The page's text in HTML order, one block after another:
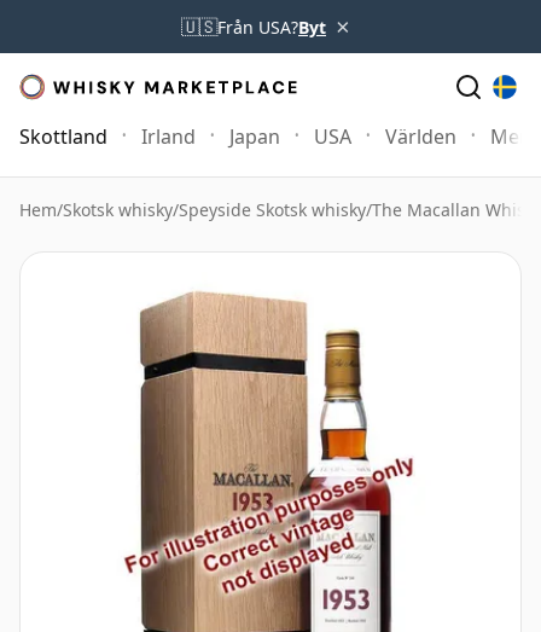
🇺🇸Från USA?Byt ×
Skottland Irland Japan USA Världen Mer
Hem/Skotsk whisky/Speyside Skotsk whisky/The Macallan Whisky